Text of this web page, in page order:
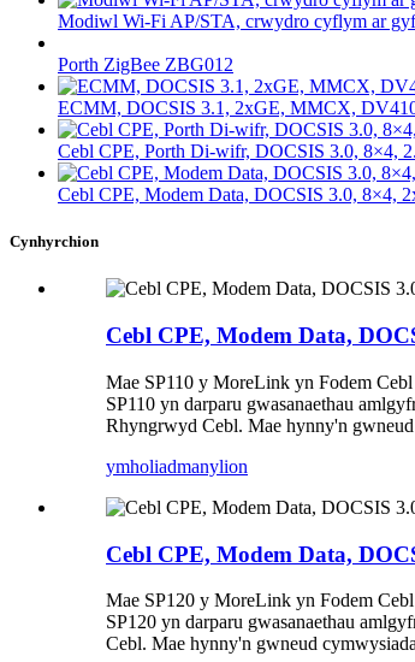
Modiwl Wi-Fi AP/STA, crwydro cyflym ar
Porth ZigBee ZBG012
ECMM, DOCSIS 3.1, 2xGE, MMCX,
Cebl CPE, Porth Di-wifr, DOCSIS 3.0, 8×4,
Cebl CPE, Modem Data, DOCSIS 3.0, 8×4,
Cynhyrchion
Cebl CPE, Modem Data,
Mae SP110 y MoreLink yn Fodem
SP110 yn darparu gwasanaethau
Rhyngrwyd Cebl. Mae hynny'n
ymholiadmanylion
Cebl CPE, Modem Data,
Mae SP120 y MoreLink yn Fodem
SP120 yn darparu gwasanaethau
Cebl. Mae hynny'n gwneud